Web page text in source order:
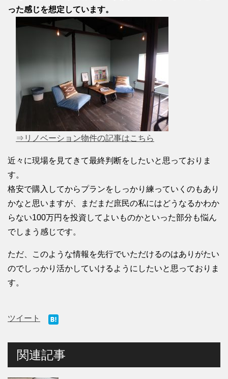
った感じを想定しています。
⇒リノベーション物件の記事はこちら
近々に現場を見てきて最終判断をしたいと思っておりま
す。
格安で購入してからプランをしっかり練っていくのもあり
かなと思いますが、まだまだ庶民の私にはどうなるかわか
らない100万円を投資してよいものかといった部分も悩ん
でしまう感じです。
ただ、このような情報を先行でいただけるのはありがたい
のでしっかり活かしていけるようにしたいと思っておりま
す。
ツイート
関連記事